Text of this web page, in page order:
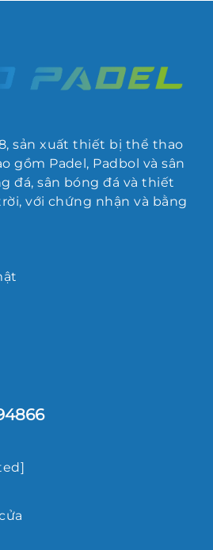
sản xuất thiết bị thể thao
gồm Padel, Padbol và sân
đá, sân bóng đá và thiết
với chứng nhận và bằng